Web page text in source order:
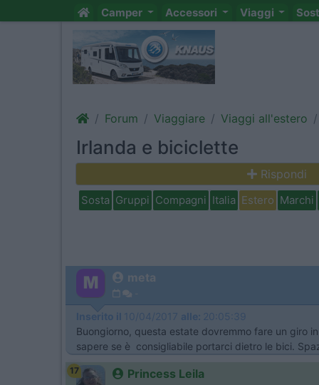
Camper Accessori Viaggi
Forum Viaggiare Viaggi all'estero
Irlanda e biciclette
Rispondi
Sosta Gruppi Compagni Italia Estero Marchi
meta
Inserito il 10/04/2017 alle: 20:05:39
Buongiorno, questa estate dovremmo fare un giro
sapere se è consigliabile portarci dietro le bici.
17 Princess Leila